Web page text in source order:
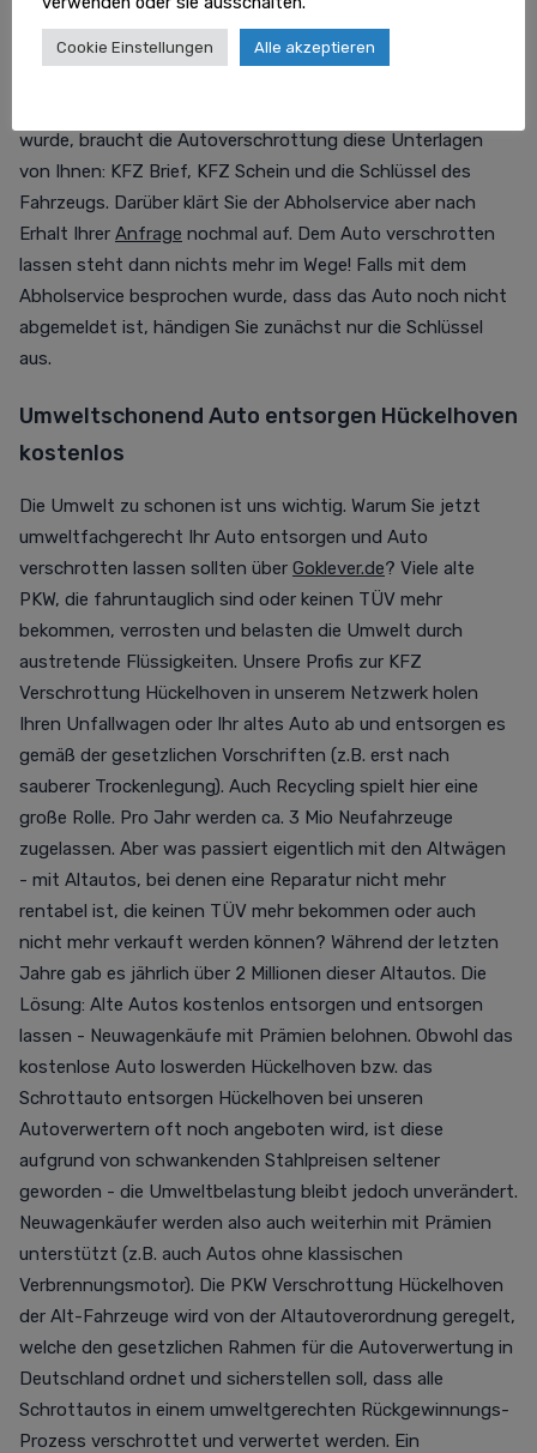
Das benötigt der Autoentsorger Hückelhoven von Ihnen
wurde, braucht die Autoverschrottung diese Unterlagen
von Ihnen: KFZ Brief, KFZ Schein und die Schlüssel des
Fahrzeugs. Darüber klärt Sie der Abholservice aber nach
Erhalt Ihrer Anfrage nochmal auf. Dem Auto verschrotten
lassen steht dann nichts mehr im Wege! Falls mit dem
Abholservice besprochen wurde, dass das Auto noch nicht
abgemeldet ist, händigen Sie zunächst nur die Schlüssel
aus.
Umweltschonend Auto entsorgen Hückelhoven
kostenlos
Die Umwelt zu schonen ist uns wichtig. Warum Sie jetzt
umweltfachgerecht Ihr Auto entsorgen und Auto
verschrotten lassen sollten über Goklever.de? Viele alte
PKW, die fahruntauglich sind oder keinen TÜV mehr
bekommen, verrosten und belasten die Umwelt durch
austretende Flüssigkeiten. Unsere Profis zur KFZ
Verschrottung Hückelhoven in unserem Netzwerk holen
Ihren Unfallwagen oder Ihr altes Auto ab und entsorgen es
gemäß der gesetzlichen Vorschriften (z.B. erst nach
sauberer Trockenlegung). Auch Recycling spielt hier eine
große Rolle. Pro Jahr werden ca. 3 Mio Neufahrzeuge
zugelassen. Aber was passiert eigentlich mit den Altwägen
- mit Altautos, bei denen eine Reparatur nicht mehr
rentabel ist, die keinen TÜV mehr bekommen oder auch
nicht mehr verkauft werden können? Während der letzten
Jahre gab es jährlich über 2 Millionen dieser Altautos. Die
Lösung: Alte Autos kostenlos entsorgen und entsorgen
lassen - Neuwagenkäufe mit Prämien belohnen. Obwohl das
kostenlose Auto loswerden Hückelhoven bzw. das
Schrottauto entsorgen Hückelhoven bei unseren
Autoverwertern oft noch angeboten wird, ist diese
aufgrund von schwankenden Stahlpreisen seltener
geworden - die Umweltbelastung bleibt jedoch unverändert.
Neuwagenkäufer werden also auch weiterhin mit Prämien
unterstützt (z.B. auch Autos ohne klassischen
Verbrennungsmotor). Die PKW Verschrottung Hückelhoven
der Alt-Fahrzeuge wird von der Altautoverordnung geregelt,
welche den gesetzlichen Rahmen für die Autoverwertung in
Deutschland ordnet und sicherstellen soll, dass alle
Schrottautos in einem umweltgerechten Rückgewinnungs-
Prozess verschrottet und verwertet werden. Ein
Cookie Einstellungen Alle akzeptieren